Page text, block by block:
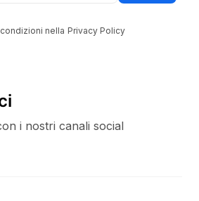
nella Privacy Policy
i nostri canali social